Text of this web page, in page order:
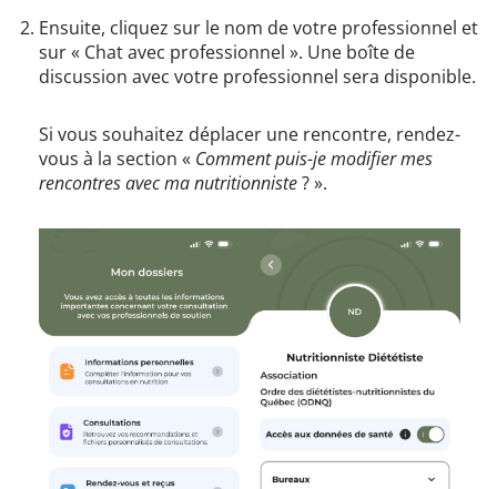
Ensuite, cliquez sur le nom de votre professionnel et
sur « Chat avec professionnel ». Une boîte de
discussion avec votre professionnel sera disponible.
Si vous souhaitez déplacer une rencontre, rendez-
vous à la section « Comment puis-je modifier mes
rencontres avec ma nutritionniste? ».